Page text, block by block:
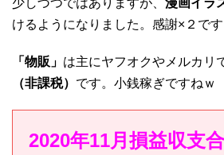
けるようになりました。感謝×２です
「物販」 は主にヤフオクやメルカリ
（非課税） です。小銭稼ぎですねｗ
2020年11月損益収支